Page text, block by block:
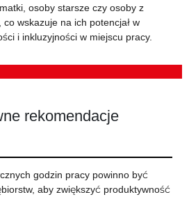
osoby starsze czy osoby z
wskazuje na ich potencjał w
i inkluzyjności w miejscu pracy.
rekomendacje
godzin pracy powinno być
aby zwiększyć produktywność